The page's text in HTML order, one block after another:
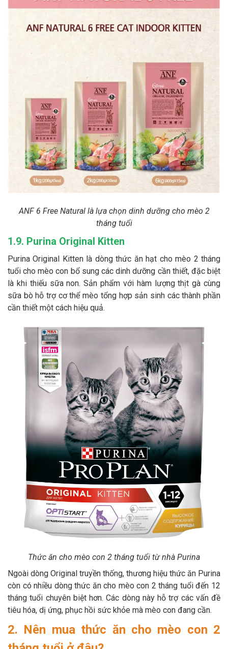
ANF 6 Free Natural là lựa chọn dinh dưỡng cho mèo 2
tháng tuổi
1.9. Purina Original Kitten
Purina Original Kitten là dòng thức ăn hạt cho mèo 2 tháng
tuổi cho mèo con bổ sung các dinh dưỡng cần thiết, đặc biệt
là khi thiếu sữa non. Sản phẩm với hàm lượng thịt gà cùng
sữa bò hỗ trợ cơ thể mèo tổng hợp sản sinh các thành phần
cần thiết một cách hiệu quả.
Thức ăn cho mèo con 2 tháng tuổi từ nhà Purina
Ngoài dòng Original truyền thống, thương hiệu thức ăn Purina
còn có nhiều dòng thức ăn cho mèo con 2 tháng tuổi đến 12
tháng tuổi chuyên biệt hơn. Các dòng này hỗ trợ các vấn đề
tiêu hóa, dị ứng, phục hồi sức khỏe mà mèo con đang cần.
2. Nên mua thức ăn cho mèo con 2